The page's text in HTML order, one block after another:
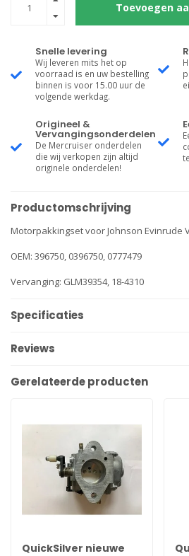
Toevoegen
Snelle levering
Wij leveren mits het op
voorraad is en uw bestelling
binnen is voor 15.00 uur de
volgende werkdag.
Origineel &
Vervangingsonderdelen
De Mercruiser onderdelen
die wij verkopen zijn altijd
originele onderdelen!
Productomschrijving
Motorpakkingset voor Johnson Evinrude
OEM: 396750, 0396750, 0777479
Vervanging: GLM39354, 18-4310
Specificaties
Reviews
Gerelateerde producten
QuickSilver nieuwe